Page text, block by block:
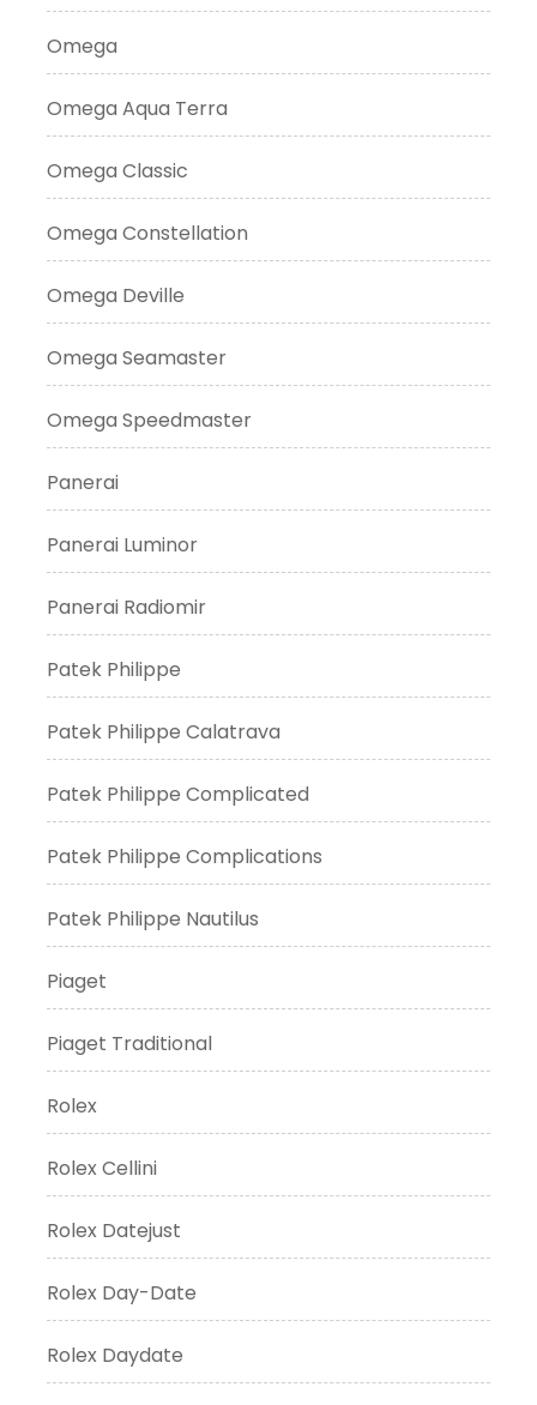
Omega
Omega Aqua Terra
Omega Classic
Omega Constellation
Omega Deville
Omega Seamaster
Omega Speedmaster
Panerai
Panerai Luminor
Panerai Radiomir
Patek Philippe
Patek Philippe Calatrava
Patek Philippe Complicated
Patek Philippe Complications
Patek Philippe Nautilus
Piaget
Piaget Traditional
Rolex
Rolex Cellini
Rolex Datejust
Rolex Day-Date
Rolex Daydate